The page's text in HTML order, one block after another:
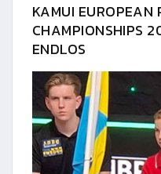
KAMUI EUROPEAN
CHAMPIONSHIPS
ENDLOS